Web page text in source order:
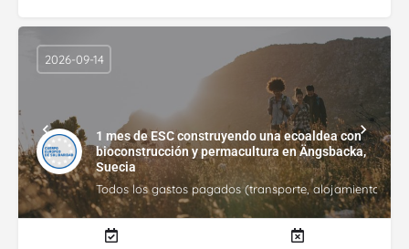
1 mes de ESC construyendo una ecoaldea con
bioconstrucción y permacultura en Ängsbacka,
Suecia
Todos los gastos pagados (transporte, alojamiento,
2026-09-14